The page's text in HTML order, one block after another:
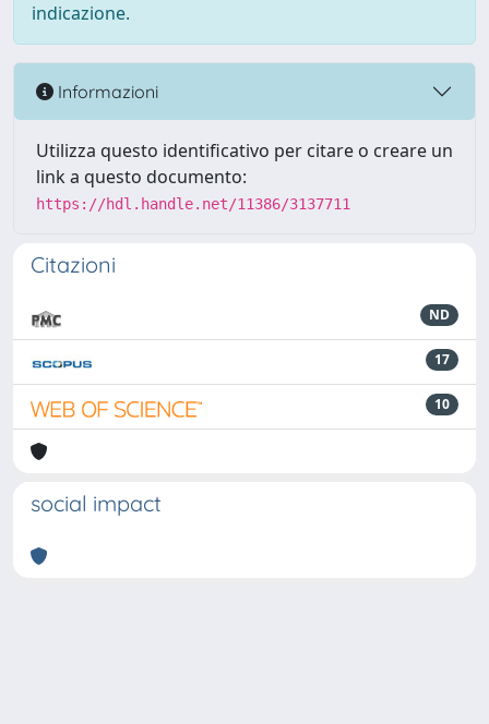
indicazione.
Informazioni
Utilizza questo identificativo per citare o creare un
link a questo documento:
https://hdl.handle.net/11386/3137711
Citazioni
ND
17
10
social impact